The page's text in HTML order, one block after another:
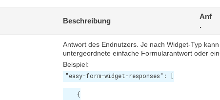
Beschreibung
Anf
.
Antwort des Endnutzers. Je nach Widget-Typ
untergeordnete einfache Formularantwort oder
Beispiel:
"easy-form-widget-responses": [
    {